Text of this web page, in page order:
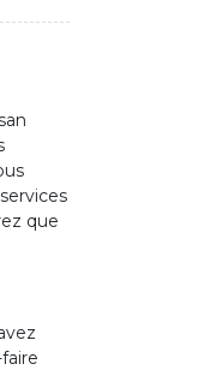
que